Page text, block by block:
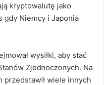
kryptowalutę jako
gdy Niemcy i Japonia
wysiłki, aby stać
Zjednoczonych. Na
przedstawił wiele innych